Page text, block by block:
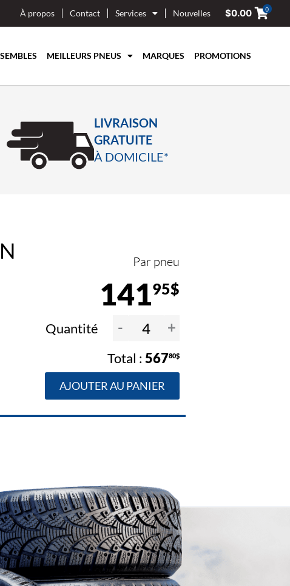
À propos Contact Services Nouvelles $0.00 0
MEILLEURS PNEUS MARQUES PROMOTIONS
LIVRAISON
GRATUITE
À DOMICILE*
Par pneu
14195$
Quantité - +
56780$
AJOUTER AU PANIER